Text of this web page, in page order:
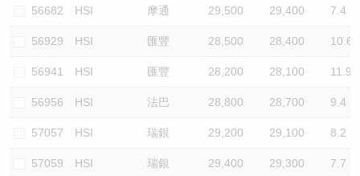
56682 HSI 摩通 29,500 29,400 7.4
56929 HSI 匯豐 28,500 28,400 10.6
56941 HSI 匯豐 28,200 28,100 11.9
56956 HSI 法巴 28,800 28,700 9.4
57057 HSI 瑞銀 29,200 29,100 8.2
57059 HSI 瑞銀 29,400 29,300 7.7